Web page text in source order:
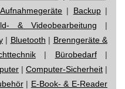
Aufnahmegeräte | Backup|
& Videobearbeitung |
| Bluetooth | Brenngeräte &
| Bürobedarf|
| Computer-Sicherheit |
| E-Book- & E-Reader